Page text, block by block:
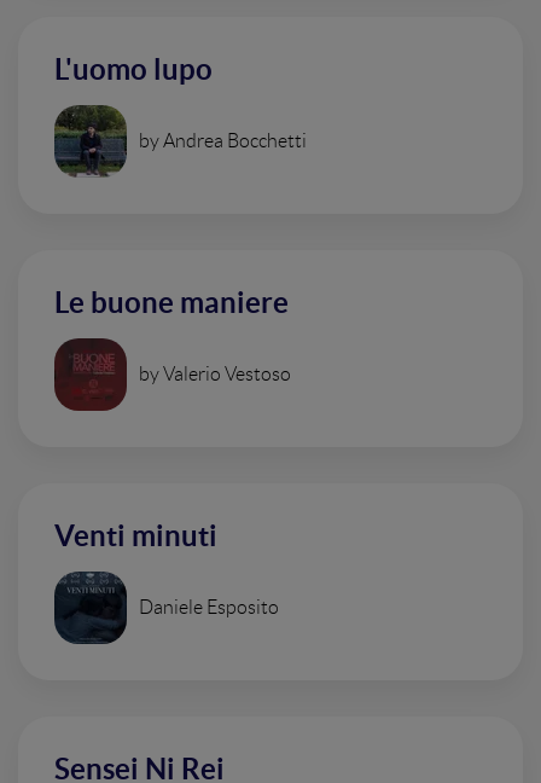
L'uomo lupo
by Andrea Bocchetti
Le buone maniere
by Valerio Vestoso
Venti minuti
Daniele Esposito
Sensei Ni Rei